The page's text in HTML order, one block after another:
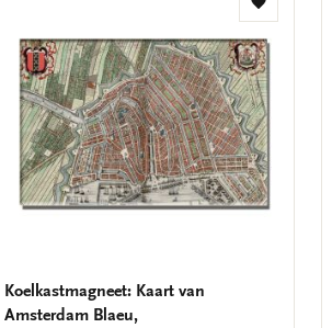
Toevoegen
verlanglijst
Koelkastmagneet: Kaart van
Amsterdam Blaeu,